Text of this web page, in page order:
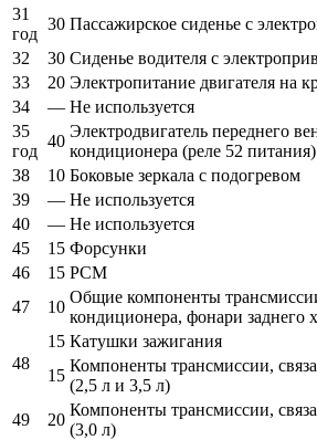
31
год
30 Пассажирское сиденье с
32
30 Сиденье водителя с
33
20 Электропитание двигателя на
34
— Не используется
35
год
40
Электродвигатель переднего
кондиционера (реле 52 питания)
38
10 Боковые зеркала с подогревом
39
— Не используется
40
— Не используется
45
15 Форсунки
46
15 PCM
47
10
Общие компоненты
кондиционера, фонари заднего
48
15 Катушки зажигания
15
Компоненты трансмиссии,
(2,5 л и 3,5 л)
49
20
Компоненты трансмиссии,
(3,0 л)